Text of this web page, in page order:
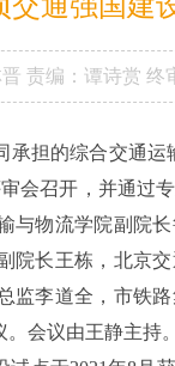
责编：谭诗赏 终
担的综合交通
会召开，并通过
与物流学院副院
长王栋，北京
监李道全，市铁
会议由王静主持。